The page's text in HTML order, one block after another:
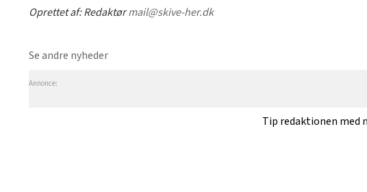
Oprettet af:Redaktørmail@skive-her.dk
Se andre nyheder
Annonce:
Tip redaktionen med